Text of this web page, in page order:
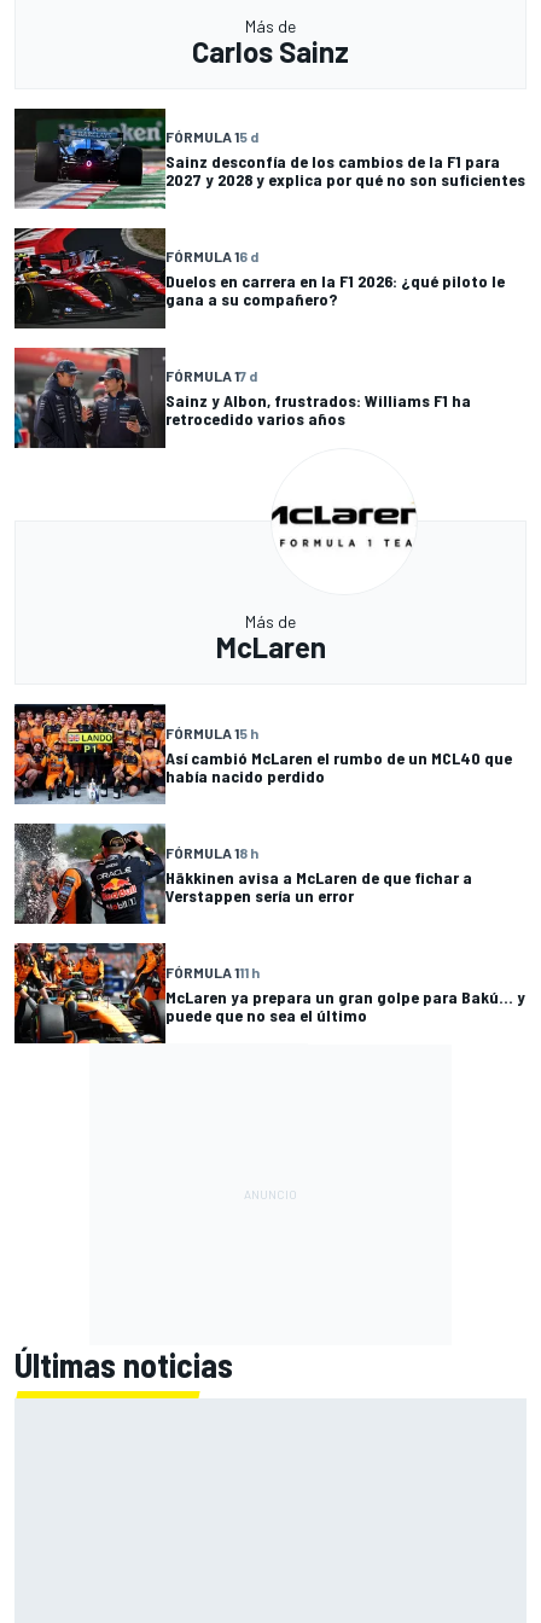
Más de
Carlos Sainz
FÓRMULA 15 d
Sainz desconfía de los cambios de la F1 para
2027 y 2028 y explica por qué no son suficientes
FÓRMULA 16 d
Duelos en carrera en la F1 2026: ¿qué piloto le
gana a su compañero?
FÓRMULA 17 d
Sainz y Albon, frustrados: Williams F1 ha
retrocedido varios años
Más de
McLaren
FÓRMULA 15 h
Así cambió McLaren el rumbo de un MCL40 que
había nacido perdido
FÓRMULA 18 h
Häkkinen avisa a McLaren de que fichar a
Verstappen sería un error
FÓRMULA 111 h
McLaren ya prepara un gran golpe para Bakú... y
puede que no sea el último
Últimas noticias